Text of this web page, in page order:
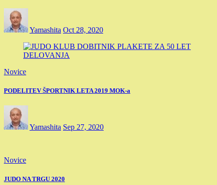
Yamashita Oct 28, 2020
Novice
PODELITEV ŠPORTNIK LETA 2019 MOK-a
Yamashita Sep 27, 2020
Novice
JUDO NA TRGU 2020